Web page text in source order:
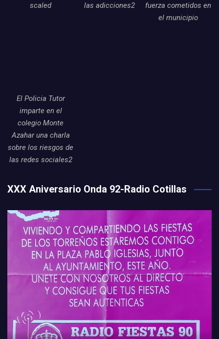
scaled
las adicciones2
fuerza cometidos en
el municipio
El Policia Tutor
imparte en el
colegio Monte
Azahar una charla
sobre los riesgos de
las redes sociales2
XXX Aniversario Onda 92-Radio Cotillas